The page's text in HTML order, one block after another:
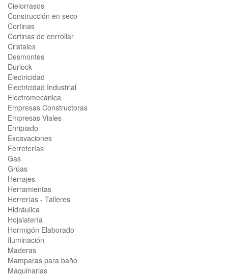
Cielorrasos
Construcción en seco
Cortinas
Cortinas de enrrollar
Cristales
Desmontes
Durlock
Electricidad
Electricidad Industrial
Electromecánica
Empresas Constructoras
Empresas Viales
Enripiado
Excavaciones
Ferreterías
Gas
Grúas
Herrajes
Herramientas
Herrerías - Talleres
Hidráulica
Hojalatería
Hormigón Elaborado
Iluminación
Maderas
Mamparas para baño
Maquinarias